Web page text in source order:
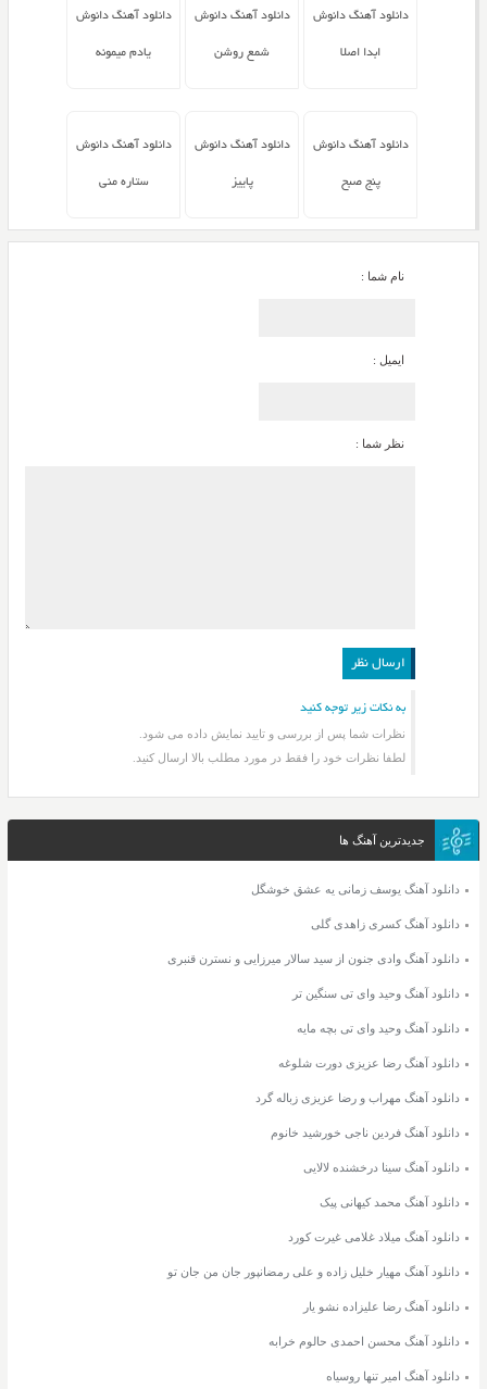
دانلود آهنگ دانوش
ابدا اصلا
دانلود آهنگ دانوش
شمع روشن
دانلود آهنگ دانوش
یادم میمونه
دانلود آهنگ دانوش
پنج صبح
دانلود آهنگ دانوش
پاییز
دانلود آهنگ دانوش
ستاره منی
نام شما :
ایمیل :
نظر شما :
به نکات زیر توجه کنید
نظرات شما پس از بررسی و تایید نمایش داده می شود.
لطفا نظرات خود را فقط در مورد مطلب بالا ارسال کنید.
جدیدترین آهنگ ها
دانلود آهنگ یوسف زمانی یه عشق خوشگل
دانلود آهنگ کسری زاهدی گلی
دانلود آهنگ وادی جنون از سید سالار میرزایی و نسترن قنبری
دانلود آهنگ وحید وای تی سنگین تر
دانلود آهنگ وحید وای تی بچه مایه
دانلود آهنگ رضا عزیزی دورت شلوغه
دانلود آهنگ مهراب و رضا عزیزی زباله گرد
دانلود آهنگ فردین ناجی خورشید خانوم
دانلود آهنگ سینا درخشنده لالایی
دانلود آهنگ محمد کیهانی پیک
دانلود آهنگ میلاد غلامی غیرت کورد
دانلود آهنگ مهیار خلیل زاده و علی رمضانپور جان من جان تو
دانلود آهنگ رضا علیزاده نشو یار
دانلود آهنگ محسن احمدی حالوم خرابه
دانلود آهنگ امیر تنها روسیاه